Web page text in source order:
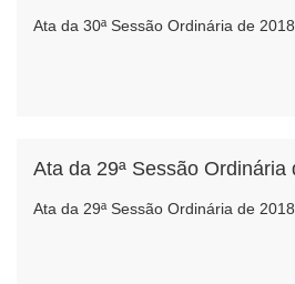
Ata da 30ª Sessão Ordinária de 2018
Ata da 29ª Sessão Ordinária de 2018